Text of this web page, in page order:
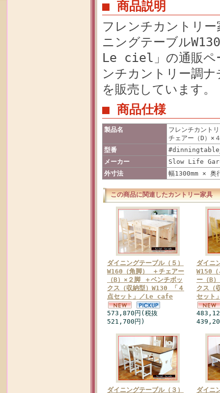
■ 商品説明
フレンチカントリ
ニングテーブル
Le ciel」の通販ペ
ンチカントリー調
を販売しています。
■ 商品仕様
製品名
フレンチカント
チェアー（D）
型番
メーカー
Slow Life
外寸法
幅1300mm × 奥
この商品に関連したカントリー家具
ダイニングテーブル（５）
W160（角脚） ＋チェアー
（B）×２脚 ＋ベンチボッ
クス（収納型）W130 「４
点セット」／Le cafe
573,870円(税抜
521,700円)
ダイニ
W150
ー（B
クス（
セット
ダイニングテーブル（３）
ダイニ